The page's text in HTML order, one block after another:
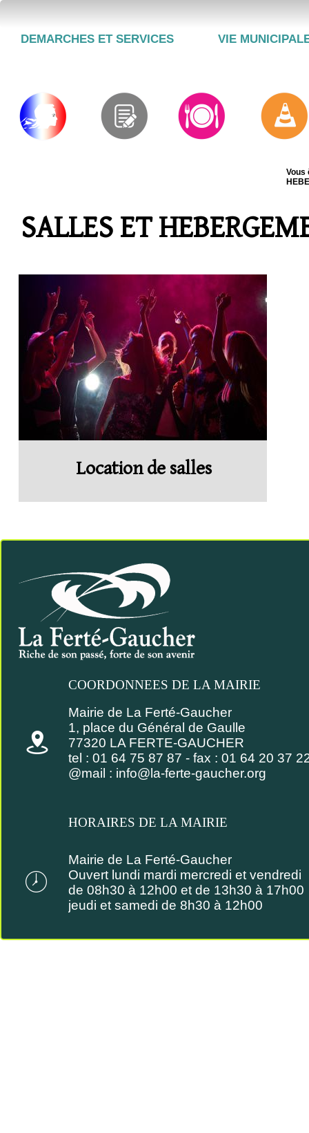
DEMARCHES ET SERVICES VIE
Vous
SALLES ET
Location de salles
Mairie de La Ferté-Gaucher
1, place du Général de Gaulle
77320 LA FERTE-GAUCHER
tel : 01 64 75 87 87 - fax : 01 64 20 37
@mail : info@la-ferte-gaucher.org
COORDONNEES DE LA MAIRIE
Mairie de La Ferté-Gaucher
Ouvert lundi mardi mercredi et vendredi
de 08h30 à 12h00 et de 13h30 à 17h00
jeudi et samedi de 8h30 à 12h00
HORAIRES DE LA MAIRIE